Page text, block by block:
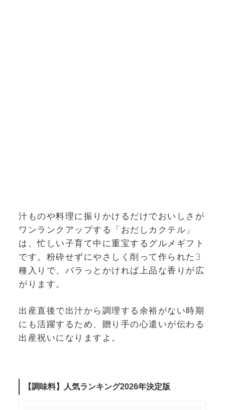
汁ものや料理に振りかけるだけでおいしさが
ワンランクアップする「おだしカクテル」
は、忙しい子育て中に重宝するグルメギフト
です。粉砕せずにやさしく削って作られた3
種入りで、パラっとかければ上品な香りが広
がります。
出産直後で出汁から調理する余裕がない時期
にも活躍するため、贈り手の心遣いが伝わる
出産祝いになりますよ。